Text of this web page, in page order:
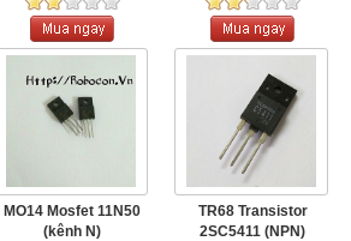
MO14 Mosfet 11N50
(kênh N)
TR68 Transistor
2SC5411 (NPN)